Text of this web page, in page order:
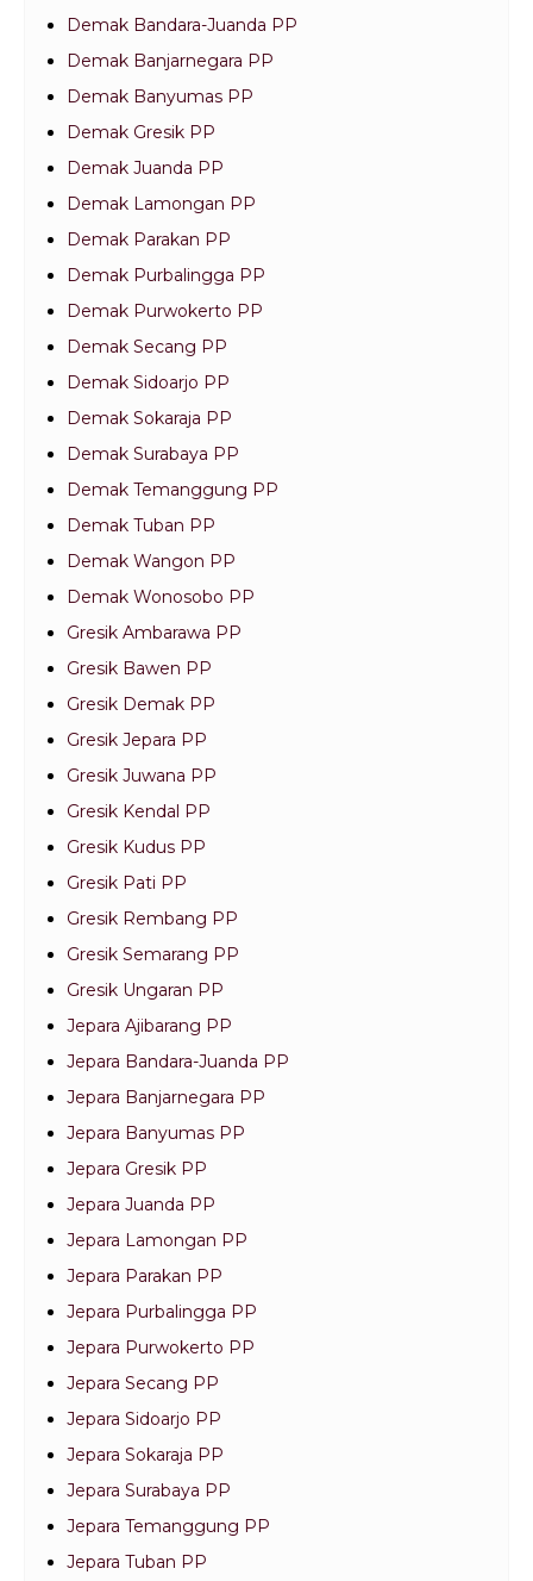
Demak Bandara-Juanda PP
Demak Banjarnegara PP
Demak Banyumas PP
Demak Gresik PP
Demak Juanda PP
Demak Lamongan PP
Demak Parakan PP
Demak Purbalingga PP
Demak Purwokerto PP
Demak Secang PP
Demak Sidoarjo PP
Demak Sokaraja PP
Demak Surabaya PP
Demak Temanggung PP
Demak Tuban PP
Demak Wangon PP
Demak Wonosobo PP
Gresik Ambarawa PP
Gresik Bawen PP
Gresik Demak PP
Gresik Jepara PP
Gresik Juwana PP
Gresik Kendal PP
Gresik Kudus PP
Gresik Pati PP
Gresik Rembang PP
Gresik Semarang PP
Gresik Ungaran PP
Jepara Ajibarang PP
Jepara Bandara-Juanda PP
Jepara Banjarnegara PP
Jepara Banyumas PP
Jepara Gresik PP
Jepara Juanda PP
Jepara Lamongan PP
Jepara Parakan PP
Jepara Purbalingga PP
Jepara Purwokerto PP
Jepara Secang PP
Jepara Sidoarjo PP
Jepara Sokaraja PP
Jepara Surabaya PP
Jepara Temanggung PP
Jepara Tuban PP